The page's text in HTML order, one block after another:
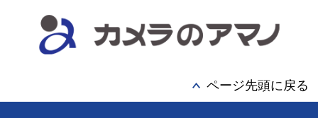
ページ先頭に戻る